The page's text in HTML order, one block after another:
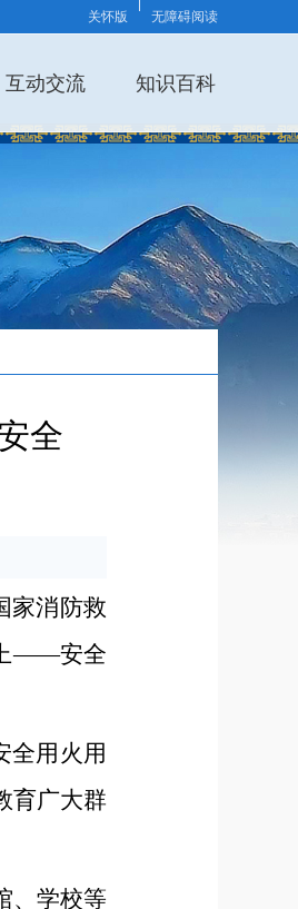
无障碍阅读
关怀版
互动交流 知识百科
全
家消防救
上——安全
全用火用
育广大群
、学校等